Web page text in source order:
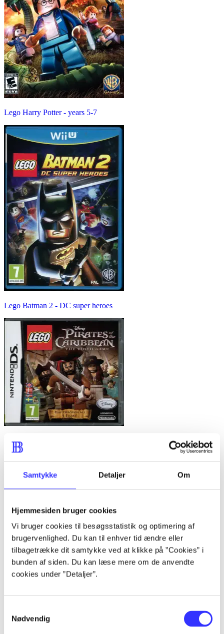
Samtykke Detaljer Om
Hjemmesiden bruger cookies
Vi bruger cookies til besøgsstatistik og optimering af
brugervenlighed. Du kan til enhver tid ændre eller
tilbagetrække dit samtykke ved at klikke på ”Cookies” i
bunden af siden. Du kan læse mere om de anvendte
cookies under ”Detaljer”.
Nødvendig
Lego Harry Potter - years 5-7
Lego Batman 2 - DC super heroes
Lego Pirates of the Caribbean : the video game
Anmeldelser (6)
d. 8. sep. 2010
af
af
Finn Wraae Poulsen
uundgåelige men vellykkede
spilkonvertering af Disney/Pixars